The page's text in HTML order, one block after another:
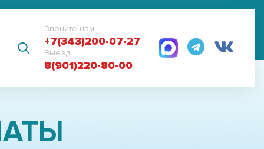
Звоните нам
+7(343)200-07-27
Выезд
8(901)220-80-00